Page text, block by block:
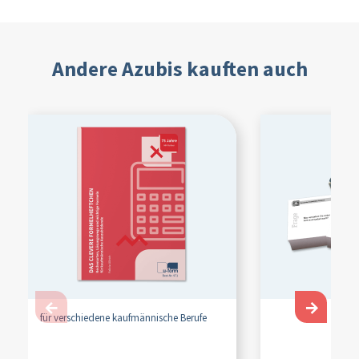
Andere Azubis kauften auch
für verschiedene kaufmännische Berufe
← →